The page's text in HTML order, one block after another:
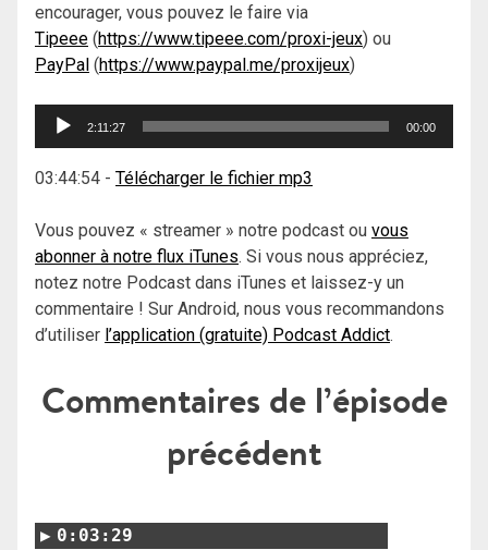
encourager, vous pouvez le faire via
Tipeee (https://www.tipeee.com/proxi-jeux) ou
PayPal (https://www.paypal.me/proxijeux)
Lecteur
2:11:27 00:00
03:44:54 - Télécharger le fichier mp3
Vous pouvez « streamer » notre podcast ou vous
abonner à notre flux iTunes. Si vous nous appréciez,
notez notre Podcast dans iTunes et laissez-y un
commentaire ! Sur Android, nous vous recommandons
d’utiliser l’application (gratuite) Podcast Addict.
Commentaires de l’épisode
précédent
0:03:29